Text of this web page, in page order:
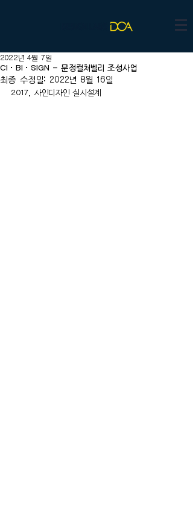
CI·BI·SIGN - 문정컬쳐벨리 조성사업
2022년 4월 7일
최종 수정일: 2022년 8월 16일
2017. 사인디자인 실시설계